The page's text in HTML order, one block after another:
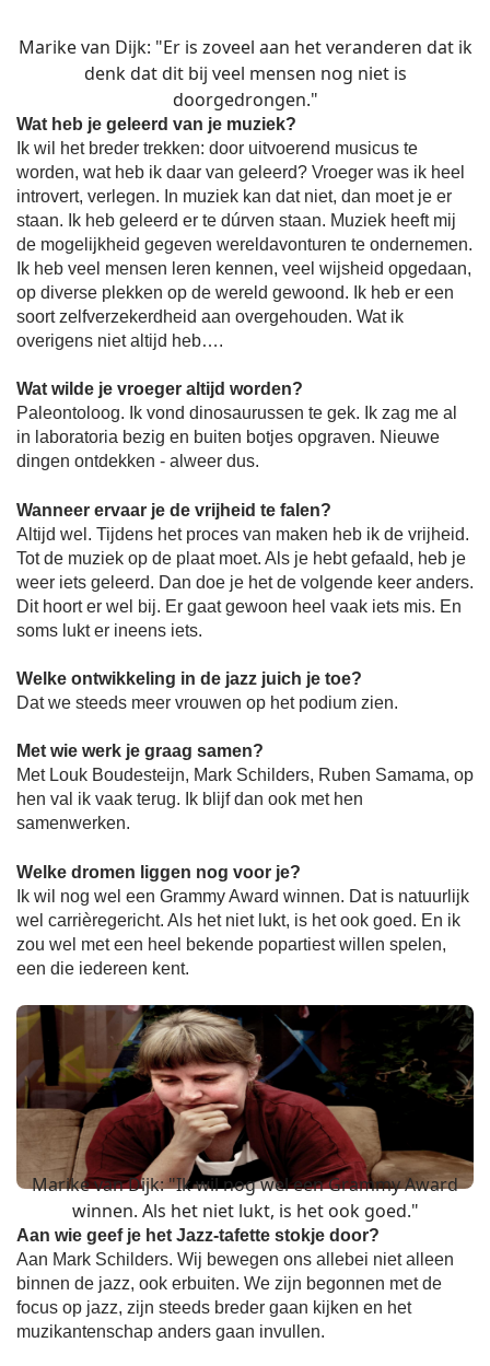
Marike van Dijk: "Er is zoveel aan het veranderen dat ik
denk dat dit bij veel mensen nog niet is
doorgedrongen."
Wat heb je geleerd van je muziek?
Ik wil het breder trekken: door uitvoerend musicus te
worden, wat heb ik daar van geleerd? Vroeger was ik heel
introvert, verlegen. In muziek kan dat niet, dan moet je er
staan. Ik heb geleerd er te dúrven staan. Muziek heeft mij
de mogelijkheid gegeven wereldavonturen te ondernemen.
Ik heb veel mensen leren kennen, veel wijsheid opgedaan,
op diverse plekken op de wereld gewoond. Ik heb er een
soort zelfverzekerdheid aan overgehouden. Wat ik
overigens niet altijd heb….
Wat wilde je vroeger altijd worden?
Paleontoloog. Ik vond dinosaurussen te gek. Ik zag me al
in laboratoria bezig en buiten botjes opgraven. Nieuwe
dingen ontdekken - alweer dus.
Wanneer ervaar je de vrijheid te falen?
Altijd wel. Tijdens het proces van maken heb ik de vrijheid.
Tot de muziek op de plaat moet. Als je hebt gefaald, heb je
weer iets geleerd. Dan doe je het de volgende keer anders.
Dit hoort er wel bij. Er gaat gewoon heel vaak iets mis. En
soms lukt er ineens iets.
Welke ontwikkeling in de jazz juich je toe?
Dat we steeds meer vrouwen op het podium zien.
Met wie werk je graag samen?
Met Louk Boudesteijn, Mark Schilders, Ruben Samama, op
hen val ik vaak terug. Ik blijf dan ook met hen
samenwerken.
Welke dromen liggen nog voor je?
Ik wil nog wel een Grammy Award winnen. Dat is natuurlijk
wel carrièregericht. Als het niet lukt, is het ook goed. En ik
zou wel met een heel bekende popartiest willen spelen,
een die iedereen kent.
Marike van Dijk: "Ik wil nog wel een Grammy Award
winnen. Als het niet lukt, is het ook goed."
Aan wie geef je het Jazz-tafette stokje door?
Aan Mark Schilders. Wij bewegen ons allebei niet alleen
binnen de jazz, ook erbuiten. We zijn begonnen met de
focus op jazz, zijn steeds breder gaan kijken en het
muzikantenschap anders gaan invullen.